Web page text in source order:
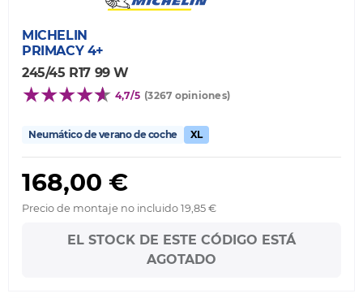
MICHELIN
PRIMACY 4+
245/45 R17 99 W
4,7/5 (3267 opiniones)
Neumático de verano de coche XL
168,00 €
Precio de montaje no incluido 19,85 €
EL STOCK DE ESTE CÓDIGO ESTÁ
AGOTADO